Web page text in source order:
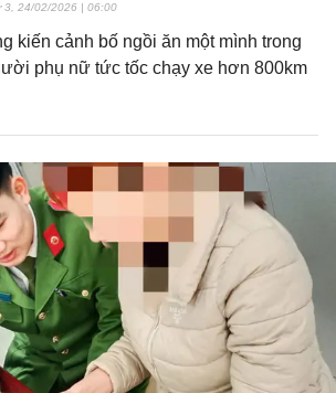
3, 24/02/2026 | 06:00
kiến cảnh bố ngồi ăn một mình trong
phụ nữ tức tốc chạy xe hơn 800km